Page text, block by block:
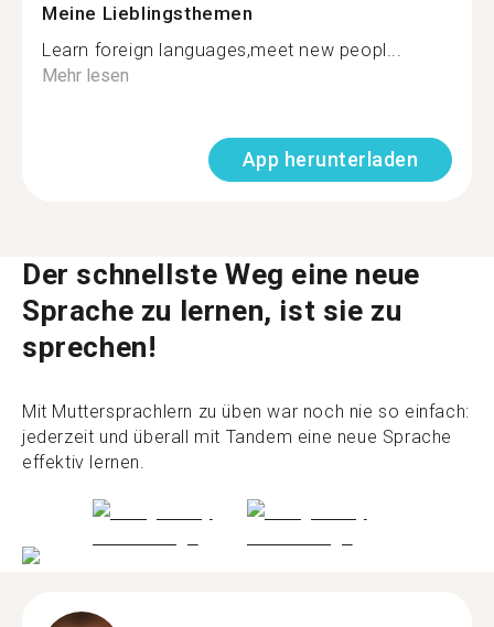
Meine Lieblingsthemen
Learn foreign languages,meet new peopl...
Mehr lesen
App herunterladen
Der schnellste Weg eine neue
Sprache zu lernen, ist sie zu
sprechen!
Mit Muttersprachlern zu üben war noch nie so einfach:
jederzeit und überall mit Tandem eine neue Sprache
effektiv lernen.